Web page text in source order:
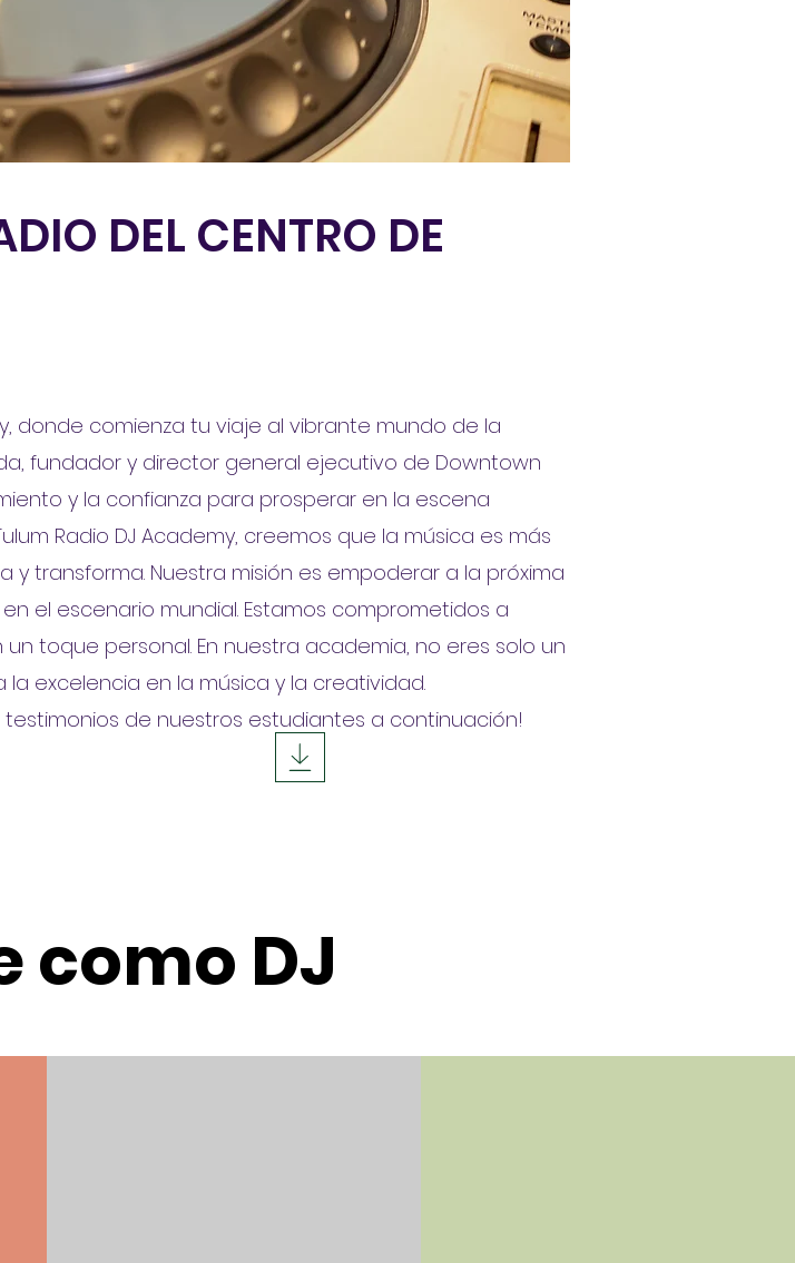
DEL CENTRO DE
donde comienza tu viaje al vibrante mundo de la
fundador y director general ejecutivo de Downtown
y la confianza para prosperar en la escena
Radio DJ Academy, creemos que la música es más
transforma. Nuestra misión es empoderar a la próxima
el escenario mundial. Estamos comprometidos a
toque personal. En nuestra academia, no eres solo un
excelencia en la música y la creatividad.
de nuestros estudiantes a continuación!
como DJ
como DJ